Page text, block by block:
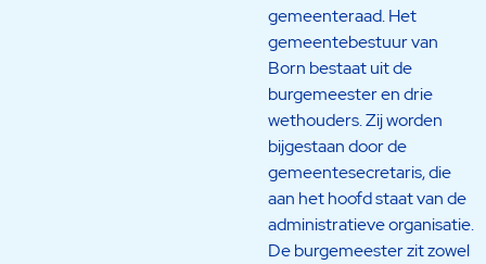
gemeenteraad. Het
gemeentebestuur van
Born bestaat uit de
burgemeester en drie
wethouders. Zij worden
bijgestaan door de
gemeentesecretaris, die
aan het hoofd staat van de
administratieve organisatie.
De burgemeester zit zowel